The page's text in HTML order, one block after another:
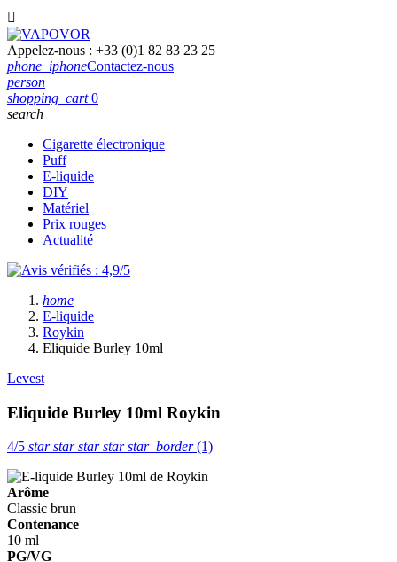

Appelez-nous : +33 (0)1 82 83 23 25
phone_iphoneContactez-nous
person
shopping_cart 0
search
Cigarette électronique
Puff
E-liquide
DIY
Matériel
Prix rouges
Actualité
home
E-liquide
Roykin
Eliquide Burley 10ml
Levest
Eliquide Burley 10ml Roykin
4/5 starstarstarstarstar_border(1)
Arôme
Classic brun
Contenance
10 ml
PG/VG